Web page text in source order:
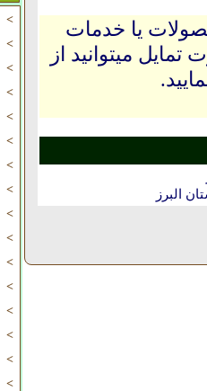
>
>
>
>
>
>
>
>
>
>
>
>
>
>
>
>
یا خدمات
میتوانید از
البرز